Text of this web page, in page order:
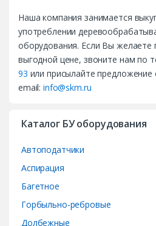
Наша компания занимается
употреблении
оборудования. Если Вы желаете
выгодной цене, звоните нам по
93 или присылайте
email:info@skm.ru
Каталог БУ оборудования
Автоподатчики
Аспирация
Багетное
Горбыльно-ребровые
Долбежные